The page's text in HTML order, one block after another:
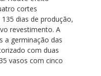
cortes
dias de produção,
revestimento. A
a germinação das
com duas
vasos com cinco